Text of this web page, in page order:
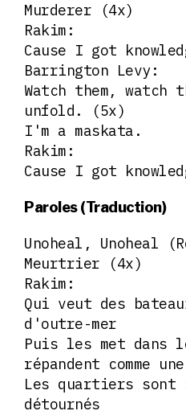
Murderer (4x)
Rakim:
Cause I got
Barrington Levy:
Watch them, watch
unfold. (5x)
I'm a maskata.
Rakim:
Cause I got
Paroles (Traduction)
Unoheal, Unoheal
Meurtrier (4x)
Rakim:
Qui veut des
d'outre-mer
Puis les met dans
répandent comme
Les quartiers sont
détournés